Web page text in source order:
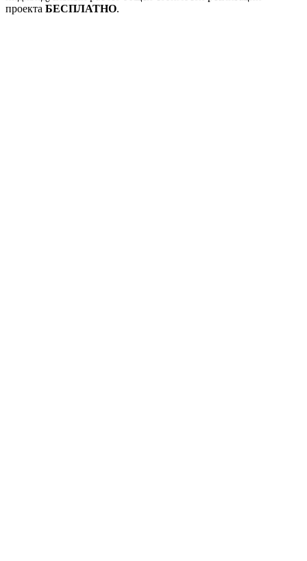
проекта БЕСПЛАТНО.